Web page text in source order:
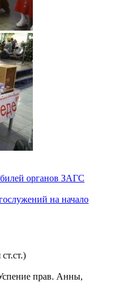
органов ЗАГС
на начало
прав. Анны,